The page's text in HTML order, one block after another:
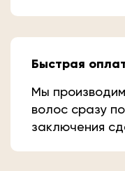
Быстрая
Мы
волос сразу
заключения